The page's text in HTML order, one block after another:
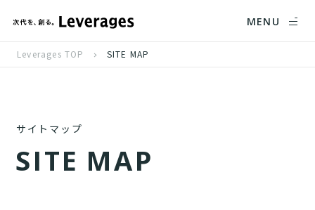
MENU
Leverages TOP SITE MAP
サイトマップ
SITE MAP